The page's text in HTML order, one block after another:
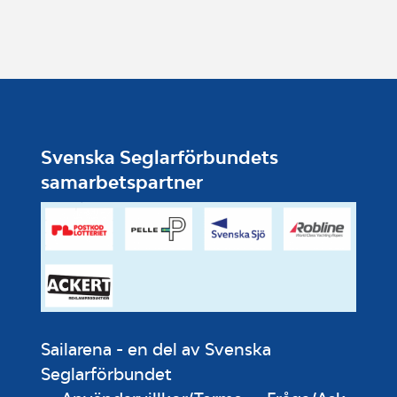
Svenska Seglarförbundets
samarbetspartner
Sailarena - en del av Svenska
Seglarförbundet